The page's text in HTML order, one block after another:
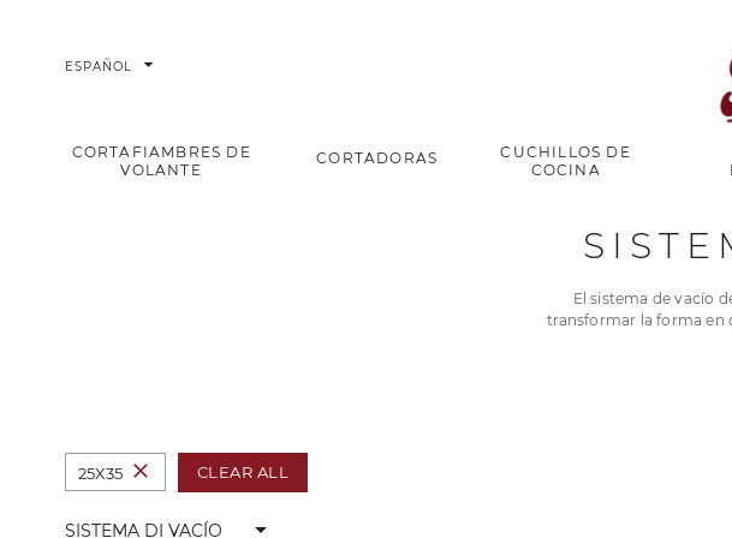
ESPAÑOL arrow_drop_down
CORTAFIAMBRES DE
VOLANTE
CORTADORAS
CUCHILLOS DE
COCINA
Sistema di vacío
El sistema de vacío
transformar la forma en
25X35 close CLEAR ALL
SISTEMA DI VACÍO arrow_drop_down